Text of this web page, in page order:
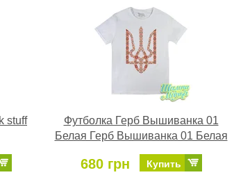
stuff
Футболка Герб Вышиванка 01
Белая Герб Вышиванка 01 Белая
680 грн Купить